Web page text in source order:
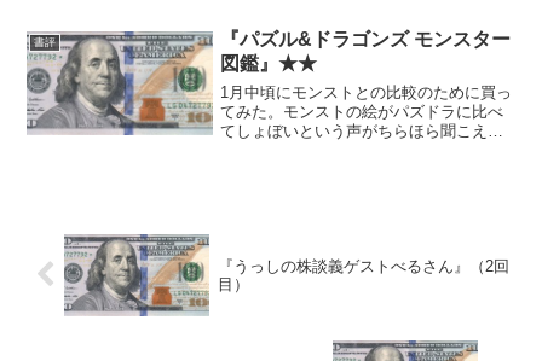
の記事で知りました。 タイトルから期
待したよりもはるかに...
書評
『パズル&ドラゴンズ モンスター
図鑑』★★
1月中頃にモンストとの比較のために買っ
てみた。モンストの絵がパズドラに比べ
てしょぼいという声がちらほら聞こえた
『うっしの株談義ゲストべるさん』（2回
目）